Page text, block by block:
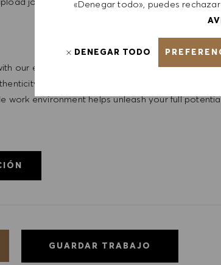
«Denegar todo», puedes
DENEGAR TODO
our employees representative of the world at
and individuality. We are committed to
work environment helps unleash your full
GUARDAR TRABAJO